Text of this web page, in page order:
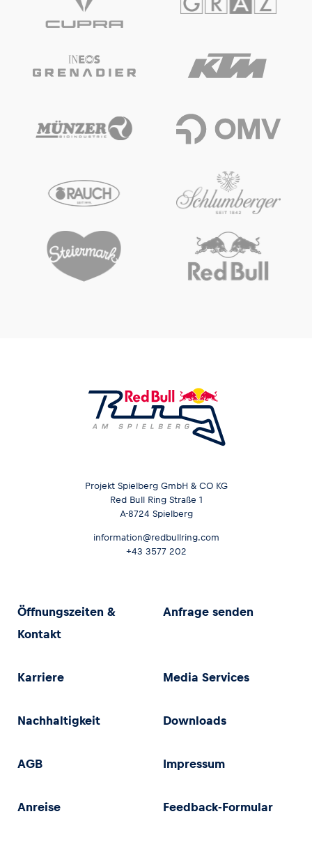
Projekt Spielberg GmbH & CO KG
Red Bull Ring Straße 1
A-8724 Spielberg
information@redbullring.com
+43 3577 202
Öffnungszeiten &
Kontakt
Anfrage senden
Karriere Media Services
Nachhaltigkeit Downloads
AGB Impressum
Anreise Feedback-Formular